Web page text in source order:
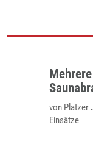
von Platzer
Einsätze